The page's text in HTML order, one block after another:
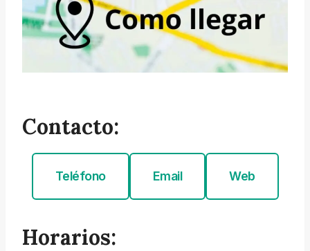
Contacto:
Teléfono Email Web
Horarios: